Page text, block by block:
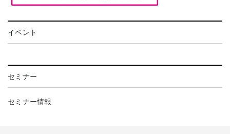
イベント
セミナー
セミナー情報